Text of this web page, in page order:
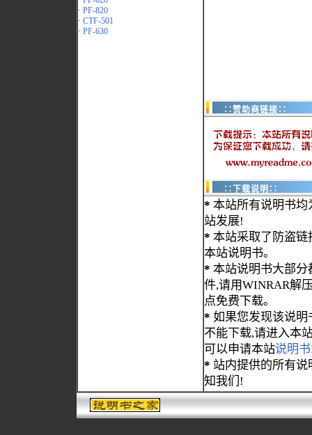
· PF-820
· CTF-501
· PF-630
∷赞助商链接∷
∷下载说明∷
* 本站所有说明书均
站发展!
* 本站采取了防盗链
本站说明书。
* 本站说明书大部分
件,请用WINRAR解
点免费下载。
* 如果您发现该说明
不能下载,请进入本
可以申请本站说明
* 站内提供的所有
知我们!